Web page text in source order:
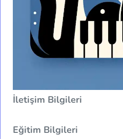
İletişim Bilgileri
Eğitim Bilgileri